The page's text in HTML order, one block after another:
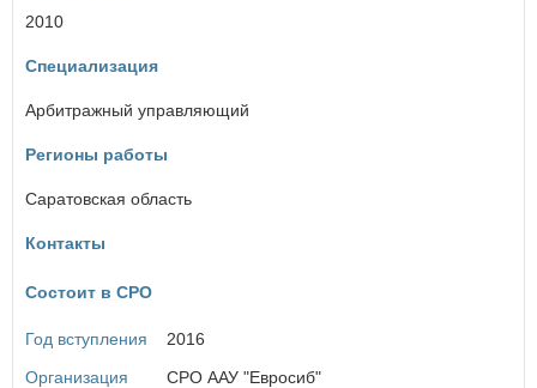
Забайкальский край
И
Иркутская область
Кабардино-Балкарская Республика
Калужская область
Карачаево-Черкесская Республика
Кировская область
Костромская область
2010
Специализация
Арбитражный управляющий
Регионы работы
Саратовская область
Контакты
Состоит в СРО
Год вступления
2016
Организация
СРО ААУ "Евросиб"